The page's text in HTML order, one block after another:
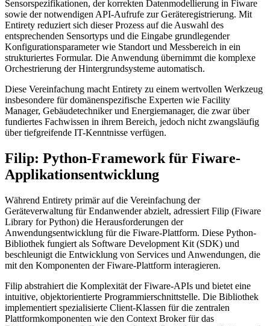
Sensorspezifikationen, der korrekten Datenmodellierung in Fiware
sowie der notwendigen API-Aufrufe zur Geräteregistrierung. Mit
Entirety reduziert sich dieser Prozess auf die Auswahl des
entsprechenden Sensortyps und die Eingabe grundlegender
Konfigurationsparameter wie Standort und Messbereich in ein
strukturiertes Formular. Die Anwendung übernimmt die komplexe
Orchestrierung der Hintergrundsysteme automatisch.
Diese Vereinfachung macht Entirety zu einem wertvollen Werkzeug
insbesondere für domänenspezifische Experten wie Facility
Manager, Gebäudetechniker und Energiemanager, die zwar über
fundiertes Fachwissen in ihrem Bereich, jedoch nicht zwangsläufig
über tiefgreifende IT-Kenntnisse verfügen.
Filip: Python-Framework für Fiware-
Applikationsentwicklung
Während Entirety primär auf die Vereinfachung der
Geräteverwaltung für Endanwender abzielt, adressiert Filip (Fiware
Library for Python) die Herausforderungen der
Anwendungsentwicklung für die Fiware-Plattform. Diese Python-
Bibliothek fungiert als Software Development Kit (SDK) und
beschleunigt die Entwicklung von Services und Anwendungen, die
mit den Komponenten der Fiware-Plattform interagieren.
Filip abstrahiert die Komplexität der Fiware-APIs und bietet eine
intuitive, objektorientierte Programmierschnittstelle. Die Bibliothek
implementiert spezialisierte Client-Klassen für die zentralen
Plattformkomponenten wie den Context Broker für das